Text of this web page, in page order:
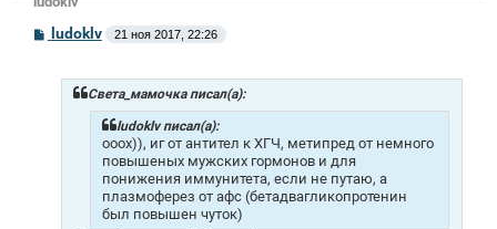
С
о
ludoklv 21 ноя 2017, 22:26
Света_мамочка писал(а):
ludoklv писал(а):
ооох)), иг от антител к ХГЧ, метипред от немного
повышеных мужских гормонов и для
понижения иммунитета, если не путаю, а
плазмоферез от афс (бетадвагликопротенин
был повышен чуток)